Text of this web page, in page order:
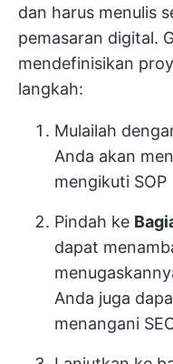
dan harus menulis
pemasaran digital.
mendefinisikan
langkah:
Mulailah
Anda akan
mengikuti SOP
Pindah ke
dapat
Anda juga
menangani